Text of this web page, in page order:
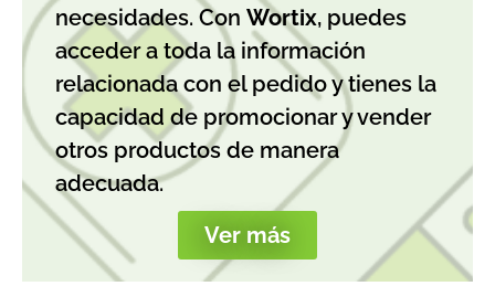
necesidades. Con Wortix, puedes
acceder a toda la información
relacionada con el pedido y tienes la
capacidad de promocionar y vender
otros productos de manera
adecuada.
Ver más